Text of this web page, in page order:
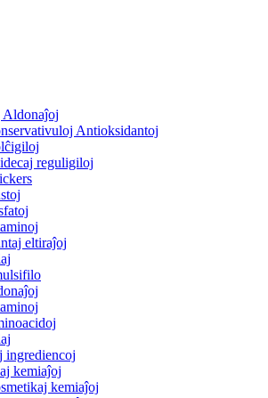
Aldonaĵoj
Antioksidantoj
reguligiloj
eltiraĵoj
ingrediencoj
kemiaĵoj
kemiaĵoj